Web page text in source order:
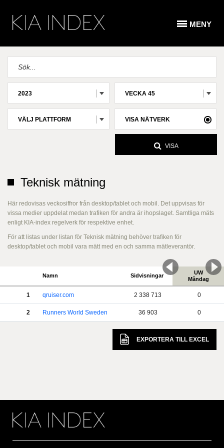
MENY
VISA
2023 VECKA 45
VÄLJ PLATTFORM VISA NÄTVERK
Teknisk mätning
Här redovisas veckosiffror från desktop/tablet och mobil. Det uppvisas för
vissa medier uppdelat medan trafiken för andra är ihopslaget. Samtliga mäts
enligt KIA-index regelverk för respektive enhet.
För att listas under listan för Teknisk mätning behöver trafiken för
desktop/tablet och mobil vara mätt med en och samma mätleverantör.
Namn Sidvisningar
UW
Måndag
1 qruiser.com 2 338 713 0
2 Runners World Sweden 36 903 0
EXPORTERA TILL EXCEL